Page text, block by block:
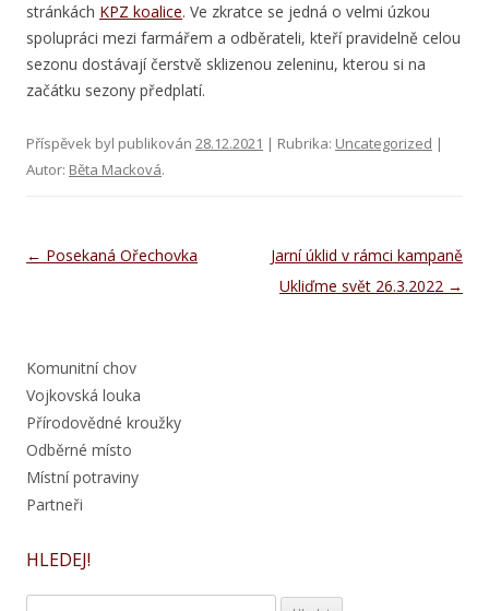
stránkách KPZ koalice. Ve zkratce se jedná o velmi úzkou
spolupráci mezi farmářem a odběrateli, kteří pravidelně celou
sezonu dostávají čerstvě sklizenou zeleninu, kterou si na
začátku sezony předplatí.
Příspěvek byl publikován 28.12.2021 | Rubrika: Uncategorized |
Autor: Běta Macková.
Navigace pro příspěvky
← Posekaná Ořechovka
Jarní úklid v rámci kampaně
Ukliďme svět 26.3.2022 →
Komunitní chov
Vojkovská louka
Přírodovědné kroužky
Odběrné místo
Místní potraviny
Partneři
HLEDEJ!